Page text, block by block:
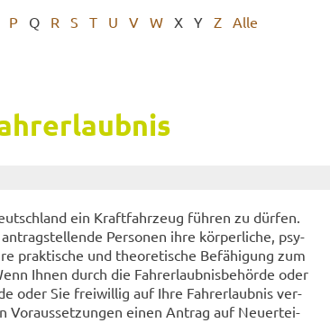
P Q R S T U V W X Y Z Alle
ein Kraft­fahr­zeug füh­ren zu dür­fen.
Per­so­nen ihre kör­per­li­che, psy­
prak­ti­sche und theo­re­ti­sche Be­fä­hi­gung zum
Ihnen durch die Fahr­erlaub­nis­be­hör­de oder
oder Sie frei­wil­lig auf Ihre Fahr­erlaub­nis ver­
Vor­aus­set­zun­gen einen An­trag auf Neu­er­tei­